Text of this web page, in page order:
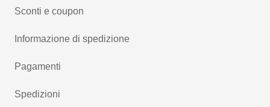
Sconti e coupon
Informazione di spedizione
Pagamenti
Spedizioni